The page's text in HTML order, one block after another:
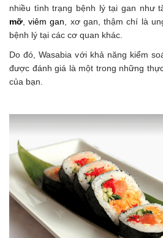
nhiều tình trạng bệnh lý tại gan như
mỡ ,viêm gan , xơ gan, thậm chí là
bệnh lý tại các cơ quan khác.
Do đó, Wasabia với khả năng kiểm
được đánh giá là một trong những
của bạn.